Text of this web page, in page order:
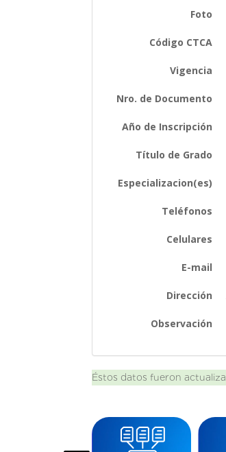
Foto
Código CTCA
Vigencia
Nro. de Documento
Año de Inscripción
Título de Grado
Especializacion(es)
Teléfonos
Celulares
E-mail
Dirección
Observación
Éstos datos fueron